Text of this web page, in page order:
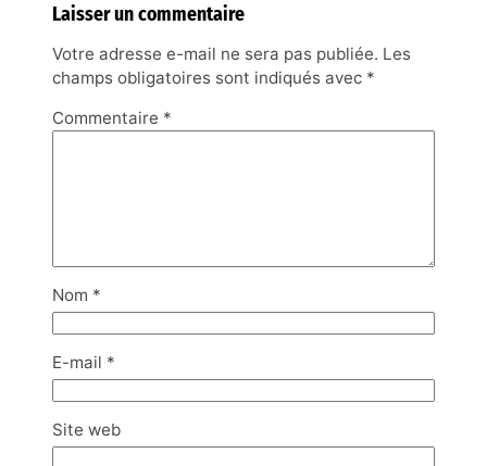
Laisser un commentaire
Votre adresse e-mail ne sera pas publiée. Les
champs obligatoires sont indiqués avec *
Commentaire *
Nom *
E-mail *
Site web